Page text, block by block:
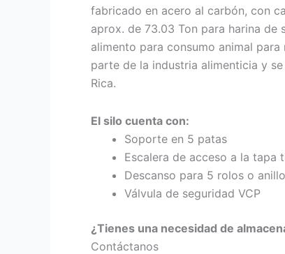
fabricado en acero al carbón, con
aprox. de 73.03 Ton para harina de
alimento para consumo animal
parte de la industria alimenticia y
Rica.
El silo cuenta con:
Soporte en 5 patas
Escalera de acceso a la tapa
Descanso para 5 rolos o
Válvula de seguridad VCP
¿Tienes una necesidad de
Contáctanos